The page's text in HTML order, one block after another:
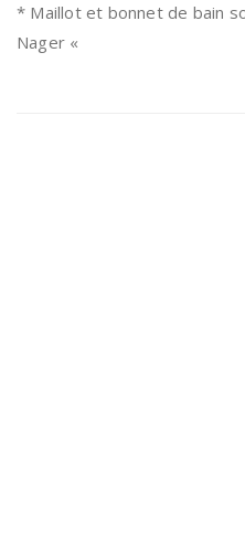
* Maillot et bonnet de bain
Nager «